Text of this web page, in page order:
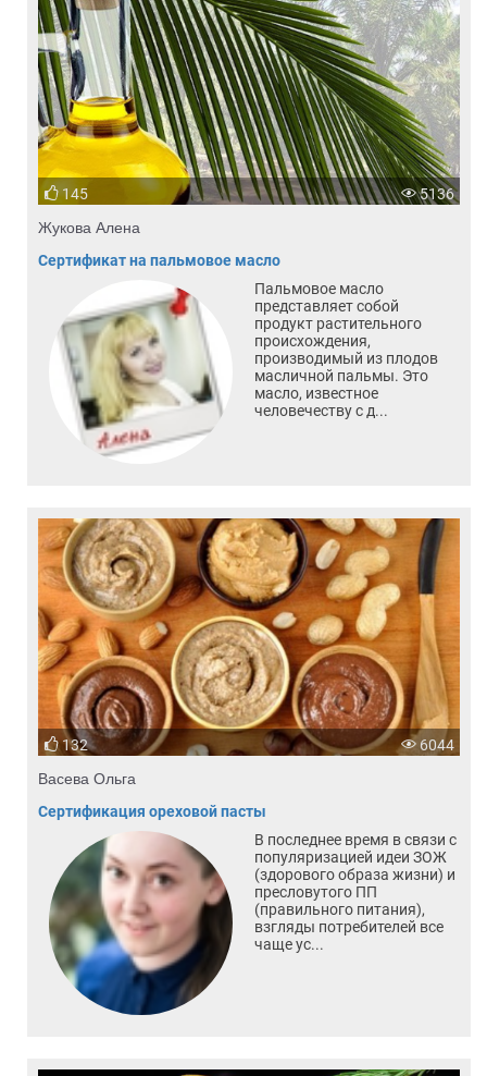
145 5136
Жукова Алена
Сертификат на пальмовое масло
Пальмовое масло
представляет собой
продукт растительного
происхождения,
производимый из плодов
масличной пальмы. Это
масло, известное
человечеству с д...
132 6044
Васева Ольга
Сертификация ореховой пасты
В последнее время в связи с
популяризацией идеи ЗОЖ
(здорового образа жизни) и
пресловутого ПП
(правильного питания),
взгляды потребителей все
чаще ус...